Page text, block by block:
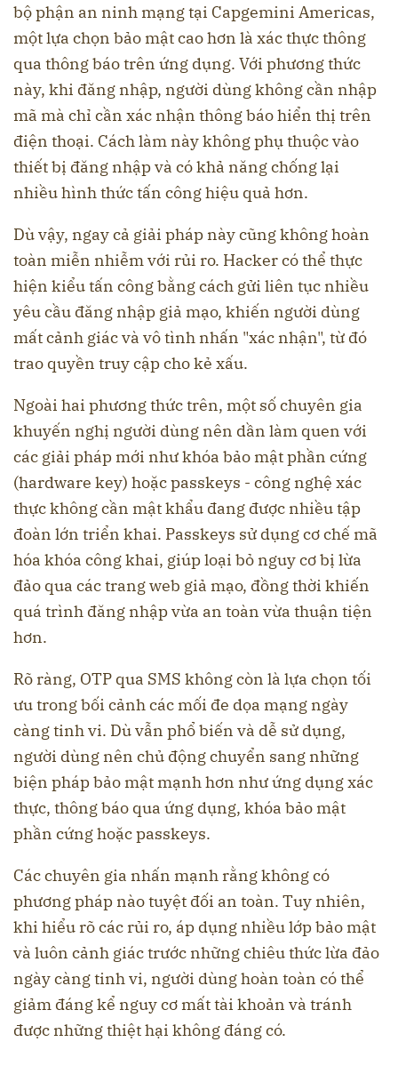
bộ phận an ninh mạng tại Capgemini Americas,
một lựa chọn bảo mật cao hơn là xác thực thông
qua thông báo trên ứng dụng. Với phương thức
này, khi đăng nhập, người dùng không cần nhập
mã mà chỉ cần xác nhận thông báo hiển thị trên
điện thoại. Cách làm này không phụ thuộc vào
thiết bị đăng nhập và có khả năng chống lại
nhiều hình thức tấn công hiệu quả hơn.
Dù vậy, ngay cả giải pháp này cũng không hoàn
toàn miễn nhiễm với rủi ro. Hacker có thể thực
hiện kiểu tấn công bằng cách gửi liên tục nhiều
yêu cầu đăng nhập giả mạo, khiến người dùng
mất cảnh giác và vô tình nhấn "xác nhận", từ đó
trao quyền truy cập cho kẻ xấu.
Ngoài hai phương thức trên, một số chuyên gia
khuyến nghị người dùng nên dần làm quen với
các giải pháp mới như khóa bảo mật phần cứng
(hardware key) hoặc passkeys - công nghệ xác
thực không cần mật khẩu đang được nhiều tập
đoàn lớn triển khai. Passkeys sử dụng cơ chế mã
hóa khóa công khai, giúp loại bỏ nguy cơ bị lừa
đảo qua các trang web giả mạo, đồng thời khiến
quá trình đăng nhập vừa an toàn vừa thuận tiện
hơn.
Rõ ràng, OTP qua SMS không còn là lựa chọn tối
ưu trong bối cảnh các mối đe dọa mạng ngày
càng tinh vi. Dù vẫn phổ biến và dễ sử dụng,
người dùng nên chủ động chuyển sang những
biện pháp bảo mật mạnh hơn như ứng dụng xác
thực, thông báo qua ứng dụng, khóa bảo mật
phần cứng hoặc passkeys.
Các chuyên gia nhấn mạnh rằng không có
phương pháp nào tuyệt đối an toàn. Tuy nhiên,
khi hiểu rõ các rủi ro, áp dụng nhiều lớp bảo mật
và luôn cảnh giác trước những chiêu thức lừa đảo
ngày càng tinh vi, người dùng hoàn toàn có thể
giảm đáng kể nguy cơ mất tài khoản và tránh
được những thiệt hại không đáng có.